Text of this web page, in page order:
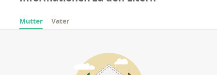
Mutter Vater